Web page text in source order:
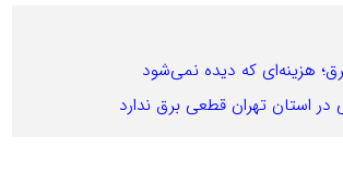
هزینه‌ای که دیده نمی‌شود
استان تهران قطعی برق ندارد